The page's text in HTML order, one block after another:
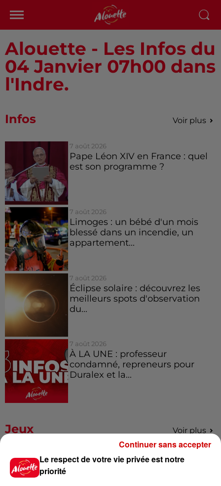
Alouette - Les Infos du
04 Janvier 07h00 dans
l'Indre.
Infos Voir plus
7 août 2026
Pape Léon XIV en France : quel
est son programme ?
7 août 2026
Limoges : un bébé d'un mois
blessé dans un incendie, un
appartement...
7 août 2026
Éclipse solaire : découvrez les
meilleurs spots d'observation
du...
7 août 2026
À LA UNE : professeur
condamné, repreneurs pour
Duralex et la...
Jeux Voir plus
Gagnez vos places pour le
festival Marché Gourmand 2026
Le respect de votre vie privée est notre
priorité
Continuer sans accepter